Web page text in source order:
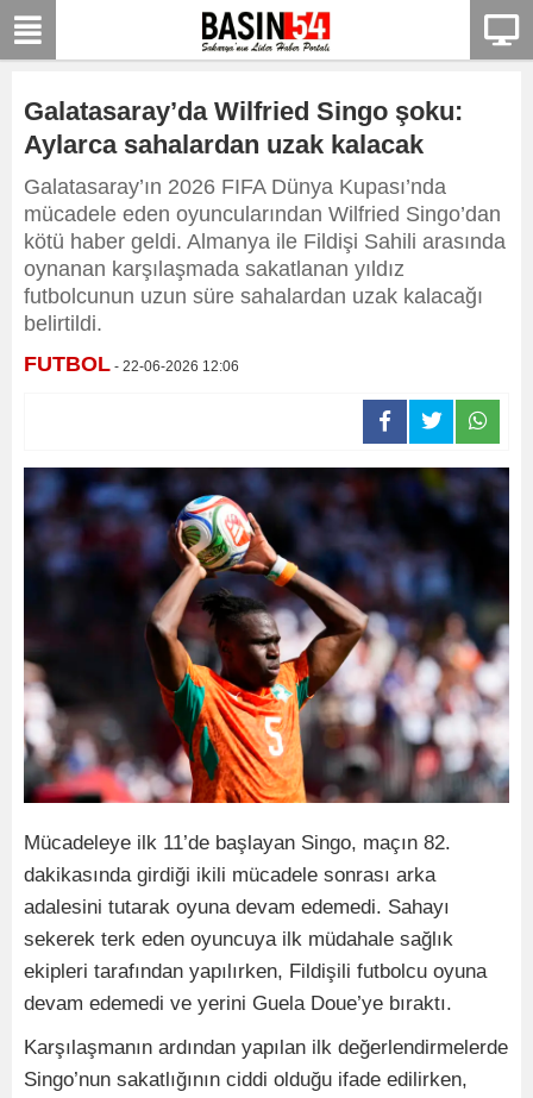
Galatasaray’da Wilfried Singo şoku:
Aylarca sahalardan uzak kalacak
Galatasaray’ın 2026 FIFA Dünya Kupası’nda
mücadele eden oyuncularından Wilfried Singo’dan
kötü haber geldi. Almanya ile Fildişi Sahili arasında
oynanan karşılaşmada sakatlanan yıldız
futbolcunun uzun süre sahalardan uzak kalacağı
belirtildi.
FUTBOL - 22-06-2026 12:06
Mücadeleye ilk 11’de başlayan Singo, maçın 82.
dakikasında girdiği ikili mücadele sonrası arka
adalesini tutarak oyuna devam edemedi. Sahayı
sekerek terk eden oyuncuya ilk müdahale sağlık
ekipleri tarafından yapılırken, Fildişili futbolcu oyuna
devam edemedi ve yerini Guela Doue’ye bıraktı.
Karşılaşmanın ardından yapılan ilk değerlendirmelerde
Singo’nun sakatlığının ciddi olduğu ifade edilirken,